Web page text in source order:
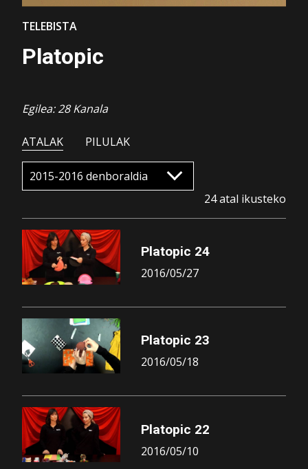
TELEBISTA
Platopic
Egilea: 28 Kanala
ATALAK PILULAK
24 atal ikusteko
Platopic 24
2016/05/27
Platopic 23
2016/05/18
Platopic 22
2016/05/10